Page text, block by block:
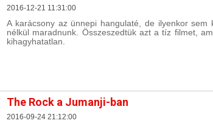
2016-12-21 11:31:00
A karácsony az ünnepi hangulaté, de ilyenkor sem
nélkül maradnunk. Összeszedtük azt a tíz filmet,
kihagyhatatlan.
The Rock a Jumanji-ban
2016-09-24 21:12:00